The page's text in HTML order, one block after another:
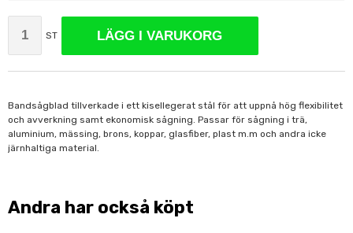
ST LÄGG I VARUKORG
Bandsågblad tillverkade i ett kisellegerat stål för att uppnå hög flexibilitet
och avverkning samt ekonomisk sågning. Passar för sågning i trä,
aluminium, mässing, brons, koppar, glasfiber, plast m.m och andra icke
järnhaltiga material.
Andra har också köpt